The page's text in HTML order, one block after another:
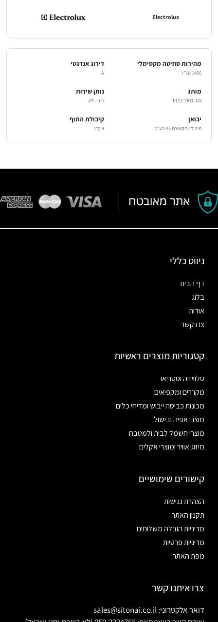
Electrolux
מהירות סחיטה מקסימלי
1400 סל"ד
דירוג אנרגטי
A
מותג
ELECTROLUX
נותן שירות
מיני - ליין
יבואן
מיני ליין תקשורת 95 בע"מ
קיבולת התוף
9 ק"ג
ניווט כללי
דף הבית
בלוג
אודות
צרו קשר
קטגוריות מוצרים ראשיות
טלוויזיה וסטריאו
מקררים ומקפיאים
מכונות כביסה ייבוש ומדיחי כלים
מוצרי אפיה ובישול
מוצרי חשמל לבית ולמטבח
מיזוג אוויר ומוצרי אקלים
קישורים שימושיים
הצהרת נגישות
תקנון האתר
מדיניות הובלה משלוחים
מדיניות פרטיות
מפת האתר
צרו איתנו קשר
דואר אלקטרוני: sales@sitonai.co.il